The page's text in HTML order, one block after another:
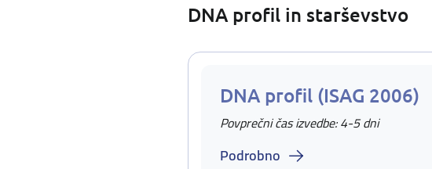
DNA profil in starševstvo
DNA profil (ISAG 2006)
Povprečni čas izvedbe: 4-5 dni
Podrobno